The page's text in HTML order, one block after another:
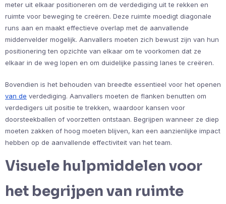
meter uit elkaar positioneren om de verdediging uit te rekken en
ruimte voor beweging te creëren. Deze ruimte moedigt diagonale
runs aan en maakt effectieve overlap met de aanvallende
middenvelder mogelijk. Aanvallers moeten zich bewust zijn van hun
positionering ten opzichte van elkaar om te voorkomen dat ze
elkaar in de weg lopen en om duidelijke passing lanes te creëren.
Bovendien is het behouden van breedte essentieel voor het openen
van de verdediging. Aanvallers moeten de flanken benutten om
verdedigers uit positie te trekken, waardoor kansen voor
doorsteekballen of voorzetten ontstaan. Begrijpen wanneer ze diep
moeten zakken of hoog moeten blijven, kan een aanzienlijke impact
hebben op de aanvallende effectiviteit van het team.
Visuele hulpmiddelen voor
het begrijpen van ruimte